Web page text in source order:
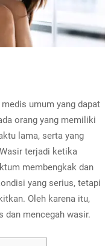
umum yang dapat
orang yang memiliki
lama, serta yang
terjadi ketika
membengkak dan
yang serius, tetapi
Oleh karena itu,
dan mencegah wasir.